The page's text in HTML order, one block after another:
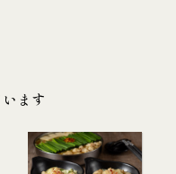
ます